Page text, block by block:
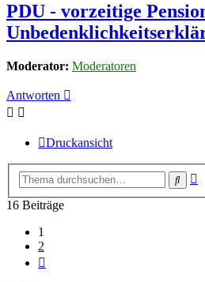
PDU - vorzeitige
Moderator: Moderatoren
Antworten
Druckansicht
Suche
16 Beiträge
1
2